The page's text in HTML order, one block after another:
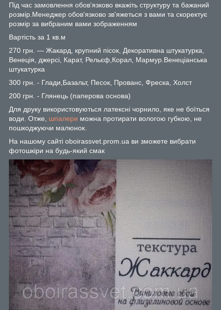
Під час замовлення обов'язково вкажіть структуру та бажаний
розмір.Менеджер обов'язково зв'яжеться з вами та скоректує
розмір за вибраним вами зображенням
Вартість за 1 кв.м
270 грн. — Жакард, крупний пісок, Декоративна штукатурка,
Венеція, джерсі, Карат, Рельєф,Корал, Мармур.Венеціанська
штукатурка
300 грн. - Глади,Базальт, Песок, Прованс, Фреска, Холст
200 грн. - Глянець (паперова основа)
Для друку використовуються латексні чорнило, яке не боїться
води. Отже, шпалери можна протирати вологою губкою, не
пошкоджуючи малюнок.
На нашому сайті oboirassvet.prom.ua ви зможете вибрати
фотошкіри на будь-який смак